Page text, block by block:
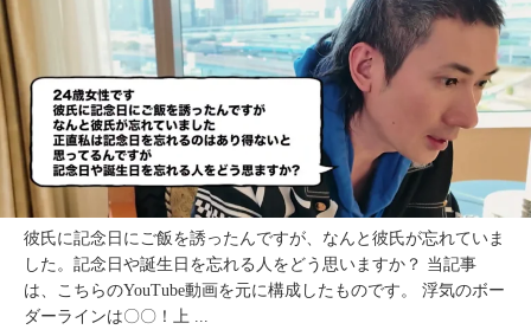
彼氏に記念日にご飯を誘ったんですが、なんと彼氏が忘れていま
した。記念日や誕生日を忘れる人をどう思いますか？ 当記事
は、こちらのYouTube動画を元に構成したものです。 浮気のボー
ダーラインは〇〇！上 ...